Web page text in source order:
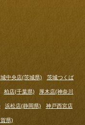
中央店(茨城県) 茨城つくば
柏店(千葉県) 厚木店(神奈川
浜松店(静岡県) 神戸西宮店
県)